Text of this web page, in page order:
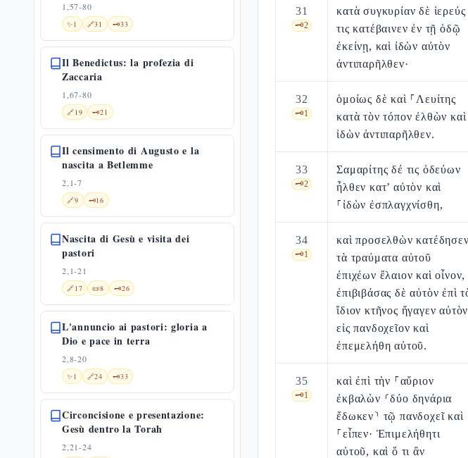
1,57-80
✨1 🔗31 🗝️33
Il Benedictus: la profezia di
Zaccaria
1,67-80
🔗19 🗝️21
Il censimento di Augusto e la
nascita a Betlemme
2,1-7
🔗9 🗝️16
Nascita di Gesù e visita dei
pastori
2,1-21
🔗17 📜8 🗝️26
L'annuncio ai pastori: gloria a
Dio e pace in terra
2,8-20
✨1 🔗24 🗝️33
Circoncisione e presentazione:
Gesù dentro la Torah
2,21-24
31
🗝️2
κατὰ συγκυρίαν δὲ ἱερεύς
τις κατέβαινεν ἐν τῇ ὁδῷ
ἐκείνῃ, καὶ ἰδὼν αὐτὸν
ἀντιπαρῆλθεν·
32
🗝️1
ὁμοίως δὲ καὶ ⸀Λευίτης
κατὰ τὸν τόπον ἐλθὼν καὶ
ἰδὼν ἀντιπαρῆλθεν.
33
🗝️2
Σαμαρίτης δέ τις ὁδεύων
ἦλθεν κατ’ αὐτὸν καὶ
⸀ἰδὼν ἐσπλαγχνίσθη,
34
🗝️1
καὶ προσελθὼν κατέδησεν
τὰ τραύματα αὐτοῦ
ἐπιχέων ἔλαιον καὶ οἶνον,
ἐπιβιβάσας δὲ αὐτὸν ἐπὶ
ἴδιον κτῆνος ἤγαγεν αὐτὸν
εἰς πανδοχεῖον καὶ
ἐπεμελήθη αὐτοῦ.
35
🗝️1
καὶ ἐπὶ τὴν ⸀αὔριον
ἐκβαλὼν ⸂δύο δηνάρια
ἔδωκεν⸃ τῷ πανδοχεῖ καὶ
⸀εἶπεν· Ἐπιμελήθητι
αὐτοῦ, καὶ ὅ τι ἂν